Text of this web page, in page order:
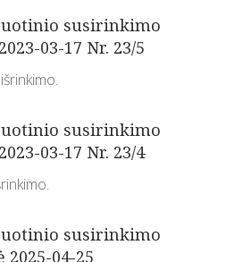
susirinkimo
03-17 Nr. 23/5
susirinkimo
03-17 Nr. 23/4
susirinkimo
04-25